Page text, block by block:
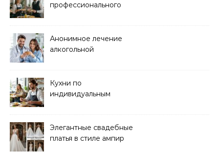
профессионального
формата
Анонимное лечение
алкогольной
Кухни по
индивидуальным
Элегантные свадебные
платья в стиле ампир